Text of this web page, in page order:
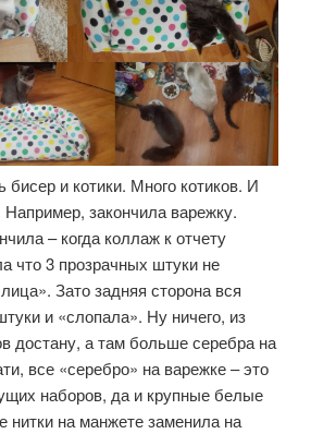
и котики. Много котиков. И
закончила варежку.
– когда коллаж к отчету
что 3 прозрачных штуки не
Зато задняя сторона вся
и «слопала». Ну ничего, из
достану, а там больше серебра на
все «серебро» на варежке – это
наборов, да и крупные белые
на манжете заменила на